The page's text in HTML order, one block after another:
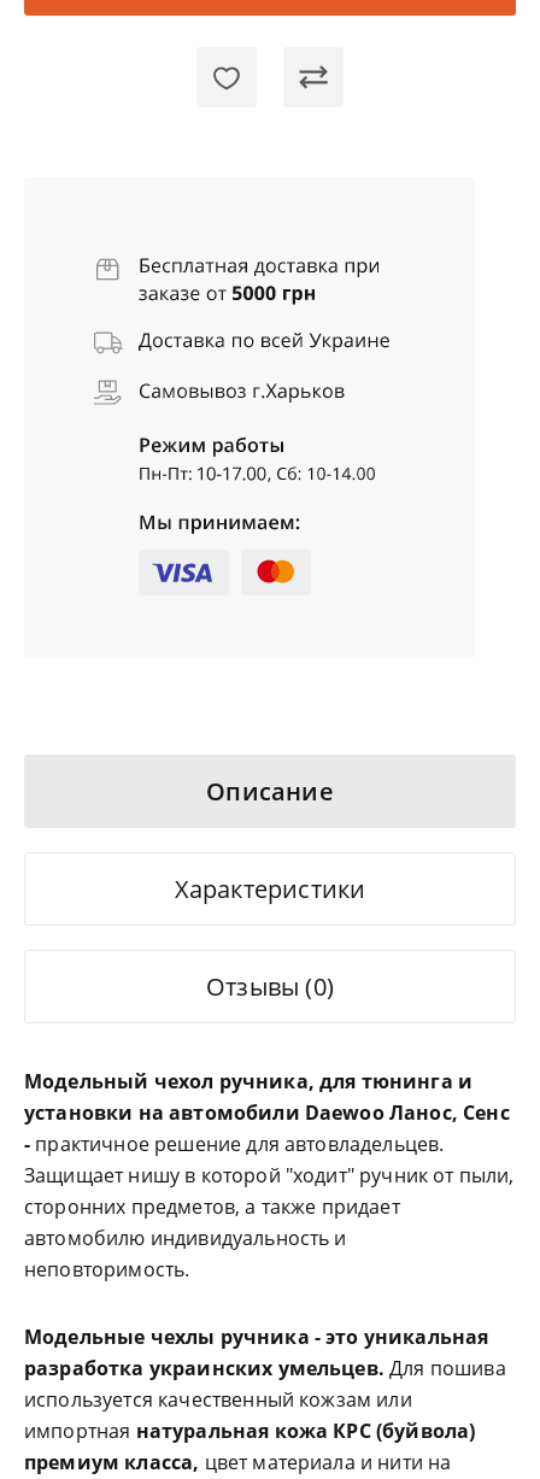
Описание
Характеристики
Отзывы (0)
Модельный чехол ручника, для тюнинга и
установки на автомобили Daewoo Ланос, Сенс
- практичное решение для автовладельцев.
Защищает нишу в которой "ходит" ручник от пыли,
сторонних предметов, а также придает
автомобилю индивидуальность и
неповторимость.
Модельные чехлы ручника - это уникальная
разработка украинских умельцев. Для пошива
используется качественный кожзам или
импортная натуральная кожа КРС (буйвола)
премиум класса, цвет материала и нити на